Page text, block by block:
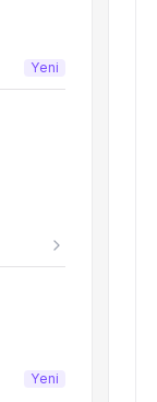
Yeni
Yeni